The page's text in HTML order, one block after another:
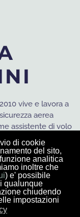
di cookie
del sito,
analitica
inoltre che
) e' possibile
qualunque
chiudendo
impostazioni
vive e lavora a
aerea
assistente di volo
aerea
volo ha gestito
girato il mondo,
servizio
istituzioni
Commissione
for Disease